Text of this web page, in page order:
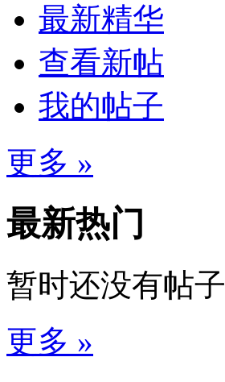
最新精华
查看新帖
我的帖子
更多 »
最新热门
暂时还没有帖子
更多 »